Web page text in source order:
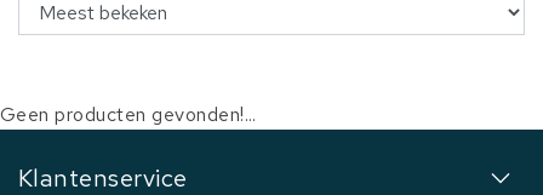
Geen producten gevonden!...
Klantenservice